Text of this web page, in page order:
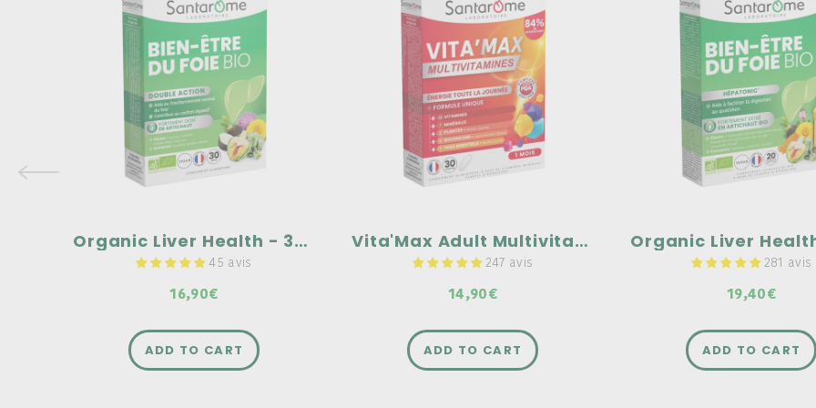
Organic Liver Health - 30 capsules
45 avis
16,90€
capsules
Highly concentrated in organic
artichoke: 2,000 mg!
Contains organic dandelion, which
supports normal liver function.
Formula supplemented with a trio of
organic birch, juniper, and rosemary
ADD TO CART
Vita'Max Adult Multivitamins - 30 tablets
247 avis
14,90€
Multivitamins - 30
tablets
A complete range of tonics for
adults, children, and seniors
For adults
Rich in vitamins and minerals
ADD TO CART
281 avis
19,40€
Hepatonic - 20
ampoules
One of Santarome Bio's
Contains organic dandelion,
supports normal liver
Highly concentrated in
artichoke: 2500 mg dry plant
ADD TO CART